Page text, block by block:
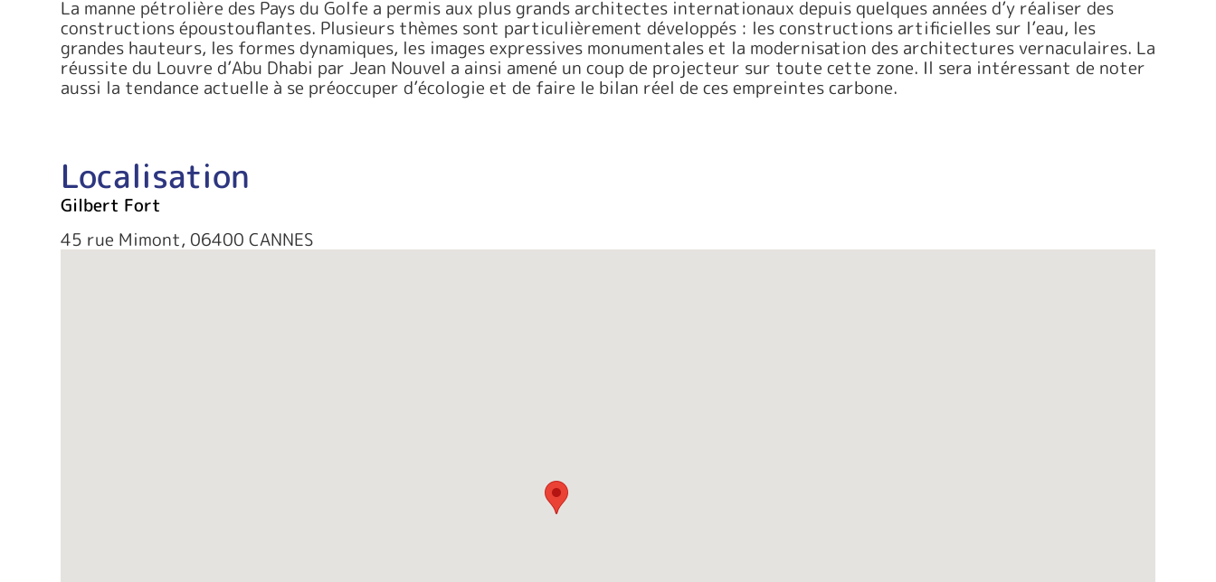
La manne pétrolière des Pays du Golfe a permis aux plus grands architectes internationaux depuis quelques années d’y réaliser des
constructions époustouflantes. Plusieurs thèmes sont particulièrement développés : les constructions artificielles sur l’eau, les
grandes hauteurs, les formes dynamiques, les images expressives monumentales et la modernisation des architectures vernaculaires. La
réussite du Louvre d’Abu Dhabi par Jean Nouvel a ainsi amené un coup de projecteur sur toute cette zone. Il sera intéressant de noter
aussi la tendance actuelle à se préoccuper d’écologie et de faire le bilan réel de ces empreintes carbone.
Localisation
Gilbert Fort
45 rue Mimont, 06400 CANNES